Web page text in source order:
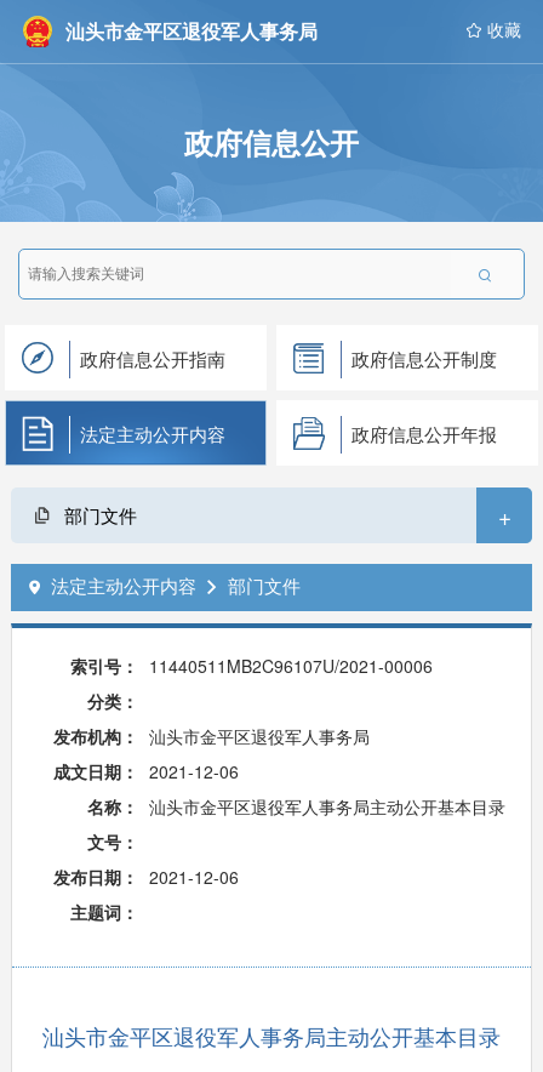
汕头市金平区退役军人事务局  收藏
政府信息公开

政府信息公开指南 政府信息公开制度
法定主动公开内容 政府信息公开年报
部门文件 +
 法定主动公开内容  部门文件
索引号：
11440511MB2C96107U/2021-00006
分类：
发布机构：
汕头市金平区退役军人事务局
成文日期：
2021-12-06
名称：
汕头市金平区退役军人事务局主动公开基本目录
文号：
发布日期：
2021-12-06
主题词：
汕头市金平区退役军人事务局主动公开基本目录